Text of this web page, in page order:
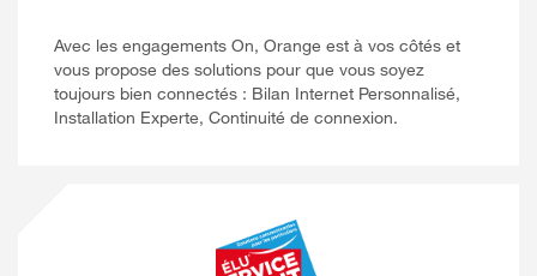
Avec les engagements On, Orange est à vos côtés et
vous propose des solutions pour que vous soyez
toujours bien connectés : Bilan Internet Personnalisé,
Installation Experte, Continuité de connexion.